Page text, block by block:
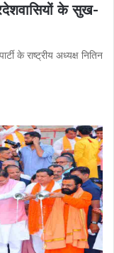
के सुख-
के राष्ट्रीय अध्यक्ष नितिन